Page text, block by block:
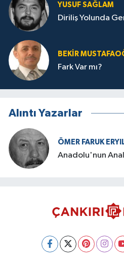
YUSUF SAĞLAM
Diriliş Yolunda
BEKIR
Fark Var mı?
Alıntı Yazarlar
ÖMER FARUK
Anadolu'nun